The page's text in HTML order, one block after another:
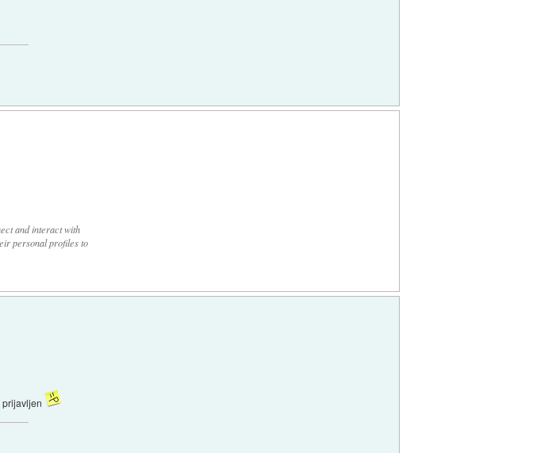
and interact with
personal profiles to
prijavljen